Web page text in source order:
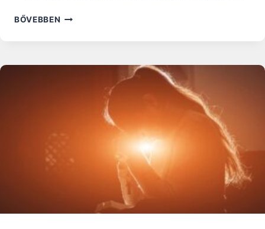
BŐVEBBEN VASÁRNAPI
FELISMERÉSE
BÖLCSESSÉG
SZENTLÉLEK